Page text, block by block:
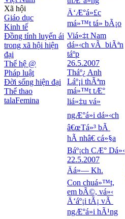
Xã hội
Giáo dục
Kinh tế
Đồng tính luyến ái
trong xã hội hiện
đại
Thế hệ @
Pháp luật
Đời sống hiện đại
Thể thao
talaFemina
Ä‘Æ°á»£c
má»™t tá» bÃ¡o
Viá»‡t Nam
dá»‹ch vÃ biÃªn
táº­p
26.5.2007
Tháº¿ Anh
Láº¡i thÃªm
má»™t tÆ°
liá»‡u vá»
ngÆ°á»i dá»‹ch
â€œTá»³ bÃ
hÃ nhâ€ cá»§a
Báº¡ch CÆ° Dá»‹
22.5.2007
Äá»— Kh.
Con chuá»™t,
em bÃ©, vá»‹
Ä‘áº¡i tÃ¡ vÃ
ngÆ°á»i hÃ¹ng